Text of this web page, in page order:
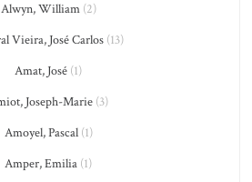
Alwyn, William(2)
Vieira, José Carlos (13)
Amat, José (1)
Joseph-Marie (3)
Amoyel, Pascal(1)
Amper, Emilia (1)